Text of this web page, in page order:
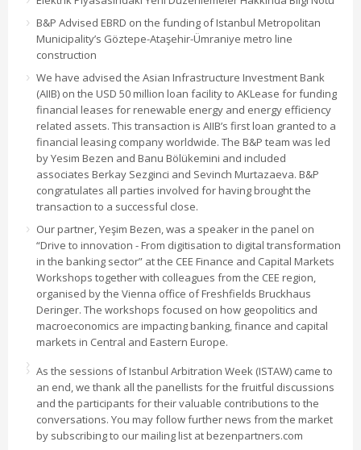
B&P Advised EBRD on the funding of Istanbul Metropolitan
Municipality’s Göztepe-Ataşehir-Ümraniye metro line
construction
We have advised the Asian Infrastructure Investment Bank
(AIIB) on the USD 50 million loan facility to AKLease for funding
financial leases for renewable energy and energy efficiency
related assets. This transaction is AIIB’s first loan granted to a
financial leasing company worldwide. The B&P team was led
by Yesim Bezen and Banu Bölükemini and included
associates Berkay Sezginci and Sevinch Murtazaeva. B&P
congratulates all parties involved for having brought the
transaction to a successful close.
Our partner, Yeşim Bezen, was a speaker in the panel on
“Drive to innovation - From digitisation to digital transformation
in the banking sector” at the CEE Finance and Capital Markets
Workshops together with colleagues from the CEE region,
organised by the Vienna office of Freshfields Bruckhaus
Deringer. The workshops focused on how geopolitics and
macroeconomics are impacting banking, finance and capital
markets in Central and Eastern Europe.
As the sessions of Istanbul Arbitration Week (ISTAW) came to
an end, we thank all the panellists for the fruitful discussions
and the participants for their valuable contributions to the
conversations. You may follow further news from the market
by subscribing to our mailing list at bezenpartners.com